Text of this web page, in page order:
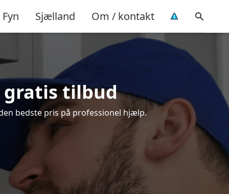
Fyn Sjælland Om / kontakt
gratis tilbud
bedste pris på professionel hjælp.